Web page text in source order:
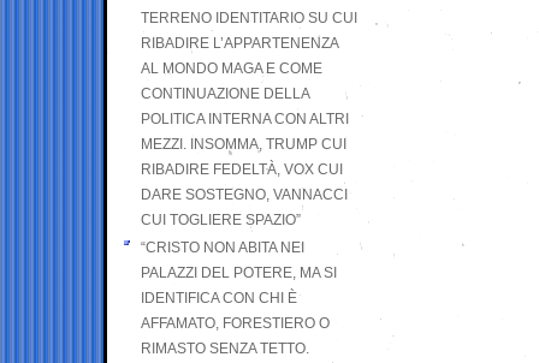
TERRENO IDENTITARIO SU CUI
RIBADIRE L’APPARTENENZA
AL MONDO MAGA E COME
CONTINUAZIONE DELLA
POLITICA INTERNA CON ALTRI
MEZZI. INSOMMA, TRUMP CUI
RIBADIRE FEDELTÀ, VOX CUI
DARE SOSTEGNO, VANNACCI
CUI TOGLIERE SPAZIO”
“CRISTO NON ABITA NEI
PALAZZI DEL POTERE, MA SI
IDENTIFICA CON CHI È
AFFAMATO, FORESTIERO O
RIMASTO SENZA TETTO.